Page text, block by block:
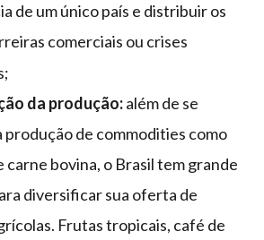
de um único país e distribuir os
comerciais ou crises
da produção:além de se
produção de commodities como
carne bovina, o Brasil tem grande
diversificar sua oferta de
Frutas tropicais, café de